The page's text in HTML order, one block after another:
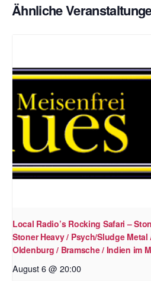
Ähnliche
Local Radio’s Rocking Safari –
Stoner Heavy / Psych/Sludge Metal
Oldenburg / Bramsche / Indien im
August 6 @ 20:00